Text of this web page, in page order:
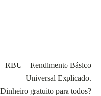
RBU – Rendimento Básico
Universal Explicado.
Dinheiro gratuito para todos?